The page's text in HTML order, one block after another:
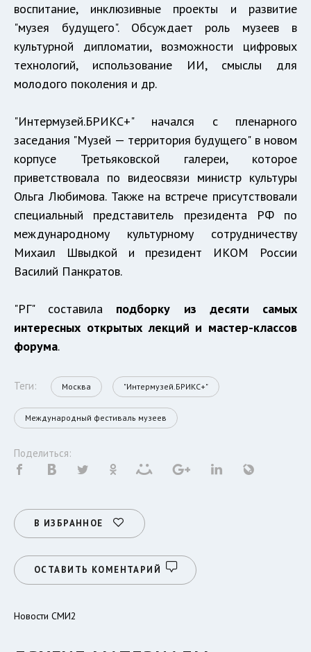
воспитание, инклюзивные проекты и развитие
"музея будущего". Обсуждает роль музеев в
культурной дипломатии, возможности цифровых
технологий, использование ИИ, смыслы для
молодого поколения и др.
"Интермузей.БРИКС+" начался с пленарного
заседания "Музей — территория будущего" в новом
корпусе Третьяковской галереи, которое
приветствовала по видеосвязи министр культуры
Ольга Любимова. Также на встрече присутствовали
специальный представитель президента РФ по
международному культурному сотрудничеству
Михаил Швыдкой и президент ИКОМ России
Василий Панкратов.
"РГ" составила подборку из десяти самых
интересных открытых лекций и мастер-классов
форума.
Теги: Москва "Интермузей.БРИКС+"
Международный фестиваль музеев
Поделиться:
В ИЗБРАННОЕ
ОСТАВИТЬ КОМЕНТАРИЙ
Новости СМИ2